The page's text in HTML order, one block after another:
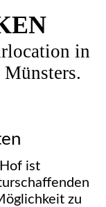
in
ist
zu